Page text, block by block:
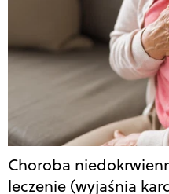
Choroba
leczenie (wyjaśnia